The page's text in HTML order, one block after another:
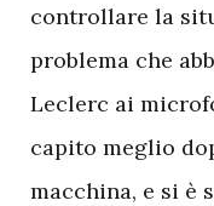
controllare la
problema che
Leclerc ai
capito meglio
macchina, e si è